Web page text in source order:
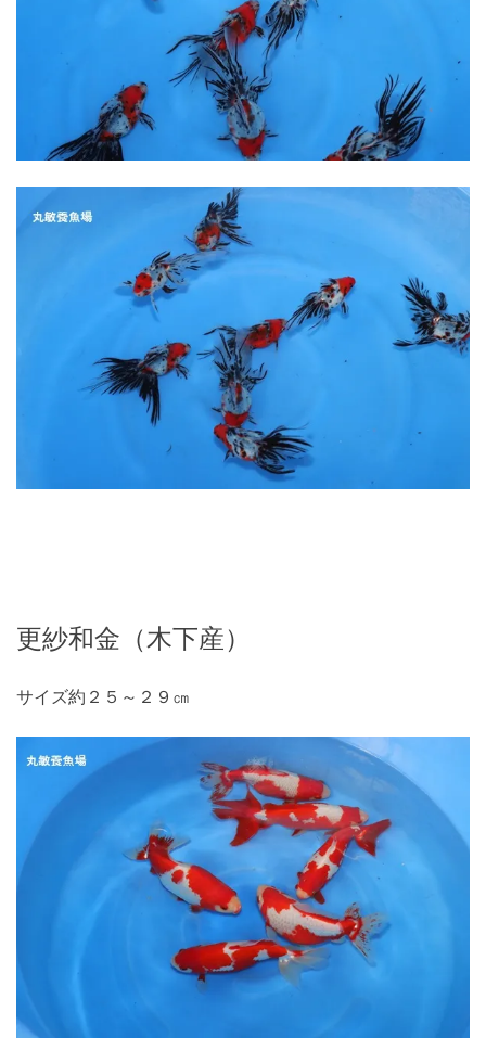
更紗和金（木下産）
サイズ約２５～２９㎝